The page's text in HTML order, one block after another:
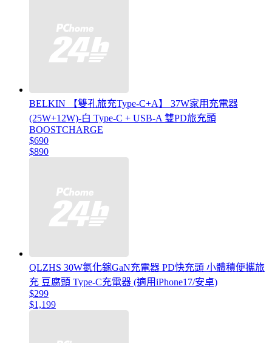
BELKIN 【雙孔旅充Type-C+A】 37W家用充電器
(25W+12W)-白 Type-C + USB-A 雙PD旅充頭
BOOSTCHARGE
$690
$890
QLZHS 30W氮化鎵GaN充電器 PD快充頭 小體積便攜旅
充 豆腐頭 Type-C充電器 (適用iPhone17/安卓)
$299
$1,199